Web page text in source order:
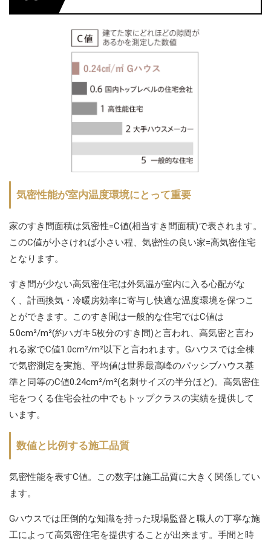
気密性能が室内温度環境にとって重要
家のすき間面積は気密性=C値(相当すき間面積)で表されます。
このC値が小さければ小さい程、気密性の良い家=高気密住宅
となります。
すき間が少ない高気密住宅は外気温が室内に入る心配がな
く、計画換気・冷暖房効率に寄与し快適な温度環境を保つこ
とができます。このすき間は一般的な住宅ではC値は
5.0cm²/m²(約ハガキ5枚分のすき間)と言われ、高気密と言わ
れる家でC値1.0cm²/m²以下と言われます。Gハウスでは全棟
で気密測定を実施、平均値は世界最高峰のパッシブハウス基
準と同等のC値0.24cm²/m²(名刺サイズの半分ほど)。高気密住
宅をつくる住宅会社の中でもトップクラスの実績を提供して
います。
数値と比例する施工品質
気密性能を表すC値。この数字は施工品質に大きく関係してい
ます。
Gハウスでは圧倒的な知識を持った現場監督と職人の丁寧な施
工によって高気密住宅を提供することが出来ます。手間と時